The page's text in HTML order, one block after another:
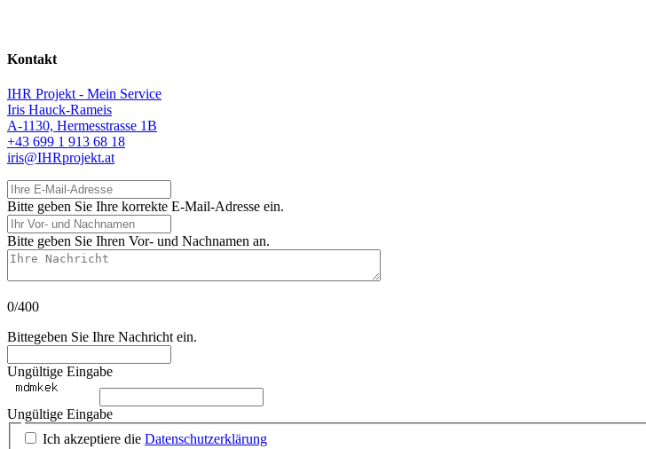
Kontakt
IHR Projekt - Mein Service
Iris Hauck-Rameis
A-1130, Hermesstrasse 1B
+43 699 1 913 68 18
iris@IHRprojekt.at
Ihre E-Mail-Adresse
Bitte geben Sie Ihre korrekte E-Mail-Adresse ein.
Ihr Vor- und Nachnamen
Bitte geben Sie Ihren Vor- und Nachnamen an.
Ihre Nachricht
0/400
Bittegeben Sie Ihre Nachricht ein.
Ungültige Eingabe
Ungültige Eingabe
Ich akzeptiere die Datenschutzerklärung